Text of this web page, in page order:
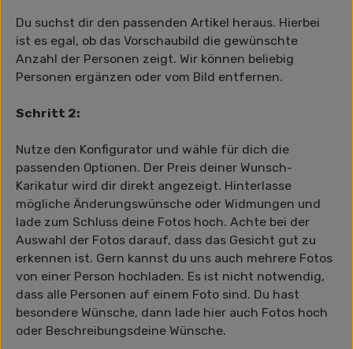
Du suchst dir den passenden Artikel heraus. Hierbei
ist es egal, ob das Vorschaubild die gewünschte
Anzahl der Personen zeigt. Wir können beliebig
Personen ergänzen oder vom Bild entfernen.
Schritt 2:
Nutze den Konfigurator und wähle für dich die
passenden Optionen. Der Preis deiner Wunsch-
Karikatur wird dir direkt angezeigt. Hinterlasse
mögliche Änderungswünsche oder Widmungen und
lade zum Schluss deine Fotos hoch. Achte bei der
Auswahl der Fotos darauf, dass das Gesicht gut zu
erkennen ist. Gern kannst du uns auch mehrere Fotos
von einer Person hochladen. Es ist nicht notwendig,
dass alle Personen auf einem Foto sind. Du hast
besondere Wünsche, dann lade hier auch Fotos hoch
oder Beschreibungsdeine Wünsche.